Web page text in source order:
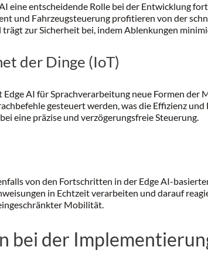
eine entscheidende Rolle bei der Entwicklung
und Fahrzeugsteuerung profitieren von der
zur Sicherheit bei, indem Ablenkungen
der Dinge (IoT)
Edge AI für Sprachverarbeitung neue Formen
gesteuert werden, was die Effizienz
eine präzise und verzögerungsfreie Steuerung.
von den Fortschritten in der Edge AI-
in Echtzeit verarbeiten und darauf
Mobilität.
bei der